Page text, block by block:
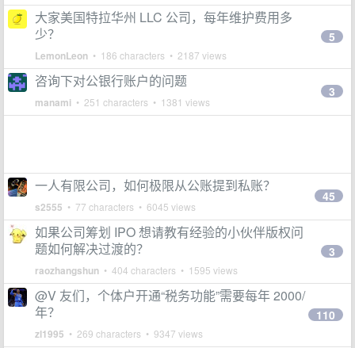
大家美国特拉华州 LLC 公司，每年维护费用多
少？
LemonLeon • 186 characters • 2187 views
5
咨询下对公银行账户的问题
manami • 251 characters • 1381 views
3
一人有限公司，如何极限从公账提到私账？
s2555 • 77 characters • 6045 views
45
如果公司筹划 IPO 想请教有经验的小伙伴版权问
题如何解决过渡的？
raozhangshun • 404 characters • 1595 views
3
@V 友们，个体户开通“税务功能”需要每年 2000/
年？
zl1995 • 269 characters • 9347 views
110